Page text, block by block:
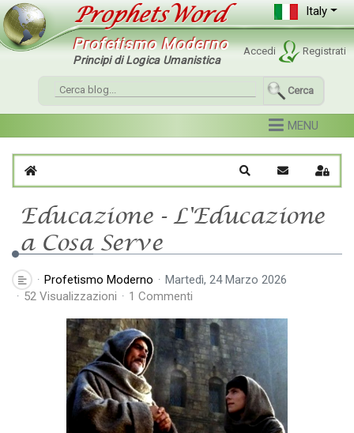
Italy
Profetismo Moderno
Principi di Logica Umanistica
Cerca
Home Cerca Iscriviti alSign
Educazione - L'Educazione
a Cosa Serve
Profetismo Moderno
Martedì, 24 Marzo 2026
52 Visualizzazioni
1 Commenti
Accedi Registrati